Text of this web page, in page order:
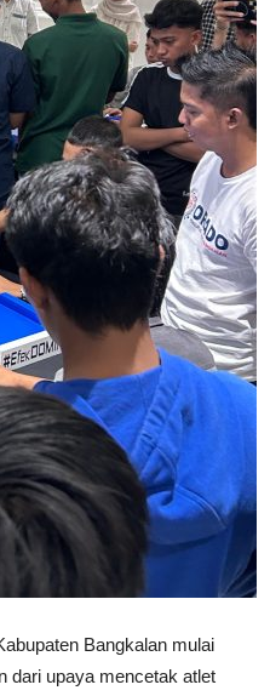
Bangkalan mulai
dari upaya mencetak atlet